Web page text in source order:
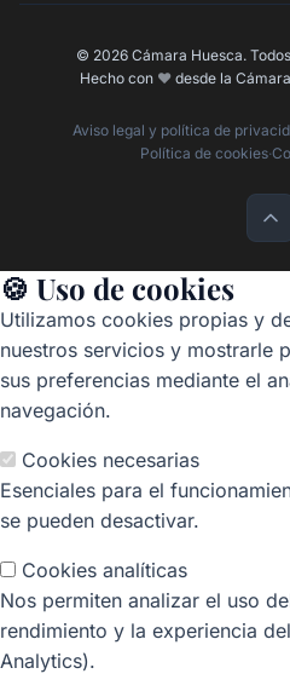
© 2026 Cámara Huesca.
Hecho con ❤️desde la
Aviso legal y política de
Política de cookies·
🍪 Uso de cookies
Utilizamos cookies propias y
nuestros servicios y mostrarle
sus preferencias mediante el
navegación.
Cookies necesarias
Esenciales para el
se pueden desactivar.
Cookies analíticas
Nos permiten analizar el uso
rendimiento y la experiencia
Analytics).